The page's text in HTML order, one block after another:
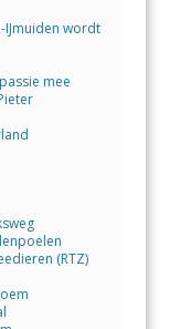
wordt
mee
(RTZ)